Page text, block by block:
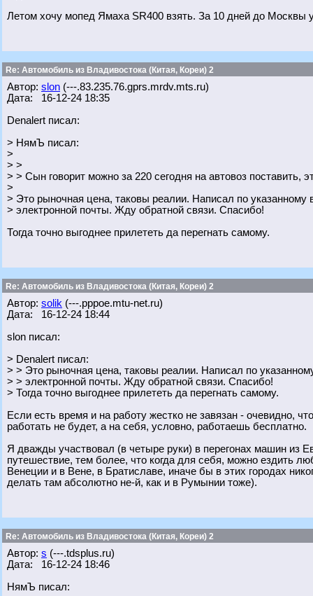
Летом хочу мопед Ямаха SR400 взять. За 10 дней до Москвы
Re: Автомобиль из Владивостока (Китая, Кореи) 2
Автор: slon (---.83.235.76.gprs.mrdv.mts.ru)
Дата: 16-12-24 18:35
Denalert писал:
> НямЪ писал:
>
> >
> > Сын говорит можно за 220 сегодня на автовоз поставить,
>
> Это рыночная цена, таковы реалии. Написал по указанному
> электронной почты. Жду обратной связи. Спасибо!
Тогда точно выгоднее прилететь да перегнать самому.
Re: Автомобиль из Владивостока (Китая, Кореи) 2
Автор: solik (---.pppoe.mtu-net.ru)
Дата: 16-12-24 18:44
slon писал:
> Denalert писал:
> > Это рыночная цена, таковы реалии. Написал по
> > электронной почты. Жду обратной связи. Спасибо!
> Тогда точно выгоднее прилететь да перегнать самому.
Если есть время и на работу жестко не завязан - очевидно,
работать не будет, а на себя, условно, работаешь бесплатно.
Я дважды участвовал (в четыре руки) в перегонах машин из
путешествие, тем более, что когда для себя, можно ездить
Венеции и в Вене, в Братиславе, иначе бы в этих городах
делать там абсолютно не-й, как и в Румынии тоже).
Re: Автомобиль из Владивостока (Китая, Кореи) 2
Автор: s (---.tdsplus.ru)
Дата: 16-12-24 18:46
НямЪ писал: